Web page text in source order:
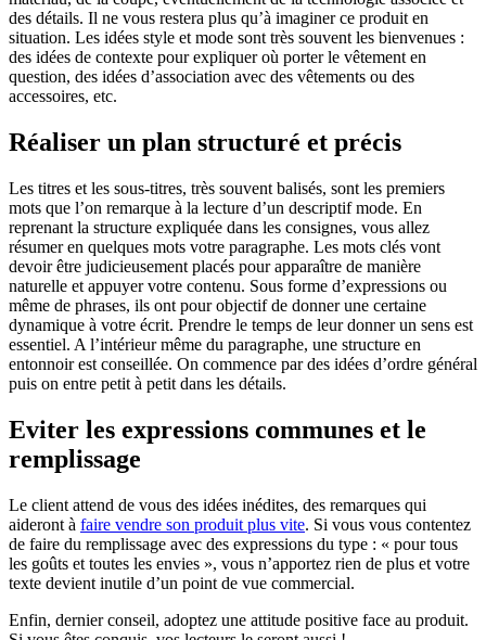
des détails. Il ne vous restera plus qu’à imaginer ce produit en
situation. Les idées style et mode sont très souvent les bienvenues :
des idées de contexte pour expliquer où porter le vêtement en
question, des idées d’association avec des vêtements ou des
accessoires, etc.
Réaliser un plan structuré et précis
Les titres et les sous-titres, très souvent balisés, sont les premiers
mots que l’on remarque à la lecture d’un descriptif mode. En
reprenant la structure expliquée dans les consignes, vous allez
résumer en quelques mots votre paragraphe. Les mots clés vont
devoir être judicieusement placés pour apparaître de manière
naturelle et appuyer votre contenu. Sous forme d’expressions ou
même de phrases, ils ont pour objectif de donner une certaine
dynamique à votre écrit. Prendre le temps de leur donner un sens est
essentiel. A l’intérieur même du paragraphe, une structure en
entonnoir est conseillée. On commence par des idées d’ordre général
puis on entre petit à petit dans les détails.
Eviter les expressions communes et le
remplissage
Le client attend de vous des idées inédites, des remarques qui
aideront à faire vendre son produit plus vite. Si vous vous contentez
de faire du remplissage avec des expressions du type : « pour tous
les goûts et toutes les envies », vous n’apportez rien de plus et votre
texte devient inutile d’un point de vue commercial.
Enfin, dernier conseil, adoptez une attitude positive face au produit.